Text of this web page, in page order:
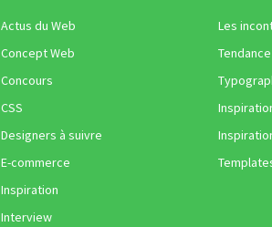
Actus du Web
Concept Web
Concours
CSS
Designers à suivre
E-commerce
Inspiration
Interview
Les